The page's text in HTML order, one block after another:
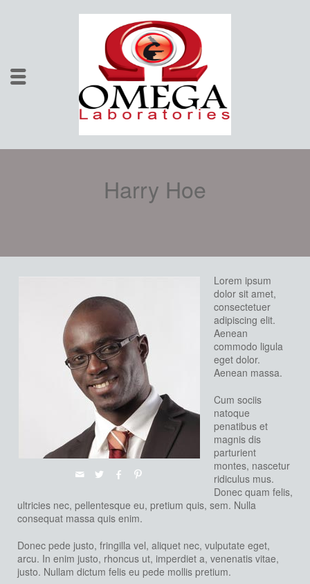
Harry Hoe
Lorem ipsum
dolor sit amet,
consectetuer
adipiscing elit.
Aenean
commodo ligula
eget dolor.
Aenean massa.
Cum sociis
natoque
penatibus et
magnis dis
parturient
montes, nascetur
ridiculus mus.
Donec quam felis,
ultricies nec, pellentesque eu, pretium quis, sem. Nulla
consequat massa quis enim.
Donec pede justo, fringilla vel, aliquet nec, vulputate eget,
arcu. In enim justo, rhoncus ut, imperdiet a, venenatis vitae,
justo. Nullam dictum felis eu pede mollis pretium.